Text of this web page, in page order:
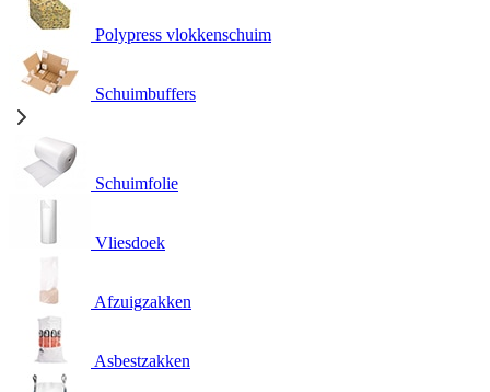
Polypress vlokkenschuim
Schuimbuffers
Schuimfolie
Vliesdoek
Afzuigzakken
Asbestzakken